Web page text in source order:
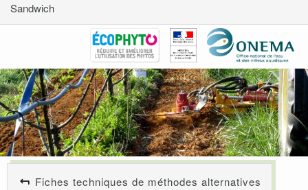
Sandwich
Fiches techniques de méthodes alternatives